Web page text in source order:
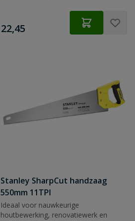
€
22,45
Stanley SharpCut handzaag
550mm 11TPI
Ideaal voor nauwkeurige
houtbewerking, renovatiewerk en